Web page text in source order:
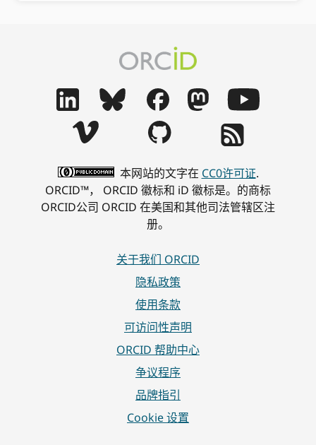
本网站的文字在 CC0许可证.
ORCID™， ORCID 徽标和 iD 徽标是。的商标
ORCID公司 ORCID 在美国和其他司法管辖区注
册。
关于我们 ORCID
隐私政策
使用条款
可访问性声明
ORCID 帮助中心
争议程序
品牌指引
Cookie 设置